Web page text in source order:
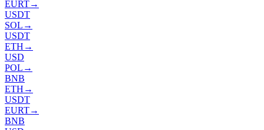
EURT→
USDT
SOL →
USDT
ETH →
USD
POL →
BNB
ETH →
USDT
EURT→
BNB